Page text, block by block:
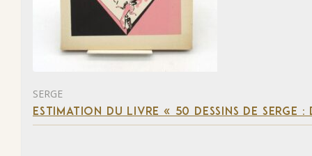
SERGE
ESTIMATION DU LIVRE « 50 DESSINS DE SERGE